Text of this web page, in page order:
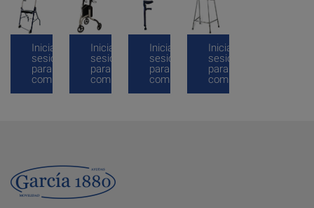
Inicia
sesión
para
comprar
Inicia
sesión
para
comprar
Inicia
sesión
para
comprar
Inicia
sesión
para
comprar